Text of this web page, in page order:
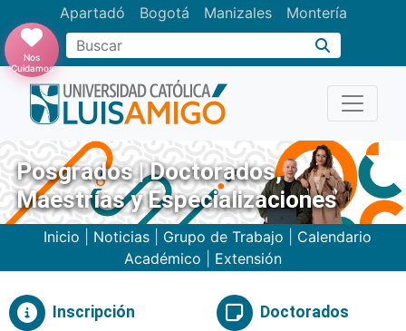
Apartadó Bogotá Manizales Montería
Buscar
Nos
Cuidamos
Posgrados | Doctorados,
Maestrías y Especializaciones
Inicio Noticias Grupo de Trabajo
Calendario
Académico
Extensión
Inscripción Doctorados